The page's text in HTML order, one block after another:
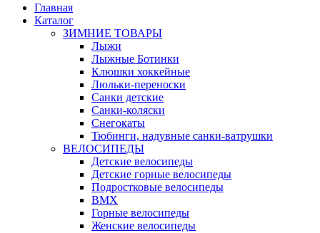
Главная
Каталог
ЗИМНИЕ ТОВАРЫ
Лыжи
Лыжные Ботинки
Клюшки хоккейные
Люльки-переноски
Санки детские
Санки-коляски
Снегокаты
Тюбинги, надувные санки-ватрушки
ВЕЛОСИПЕДЫ
Детские велосипеды
Детские горные велосипеды
Подростковые велосипеды
BMX
Горные велосипеды
Женские велосипеды